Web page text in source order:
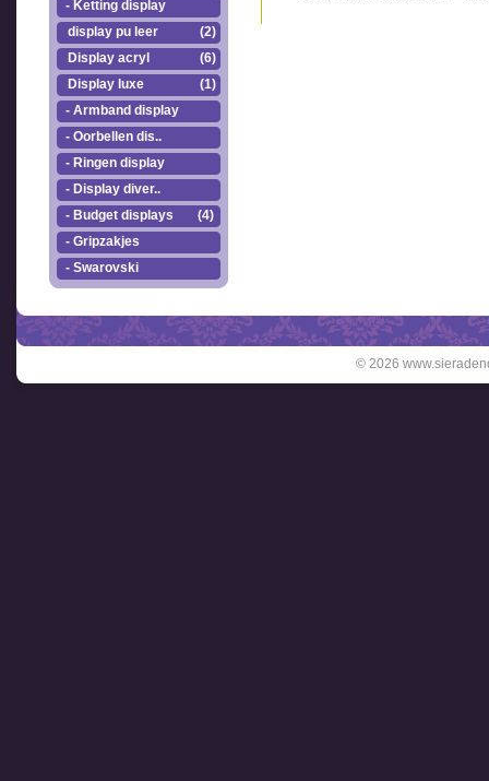
- Ketting display
display pu leer
(2)
Display acryl
(6)
Display luxe
(1)
- Armband display
- Oorbellen dis..
- Ringen display
- Display diver..
- Budget displays
(4)
- Gripzakjes
- Swarovski
© 2026